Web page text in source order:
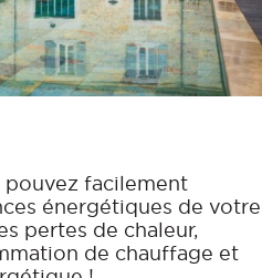
pouvez facilement
énergétiques de votre
pertes de chaleur,
de chauffage et